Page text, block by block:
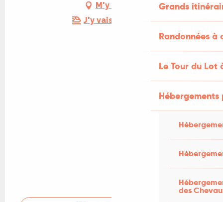
Grands
Randonnées
Le Tour du Lot
des
M'y rendre
J'y vais en train !